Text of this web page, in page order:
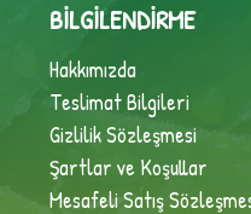
BILGILENDIRME
Hakkımızda
Teslimat Bilgileri
Gizlilik Sözleşmesi
Şartlar ve Koşullar
Mesafeli Satış